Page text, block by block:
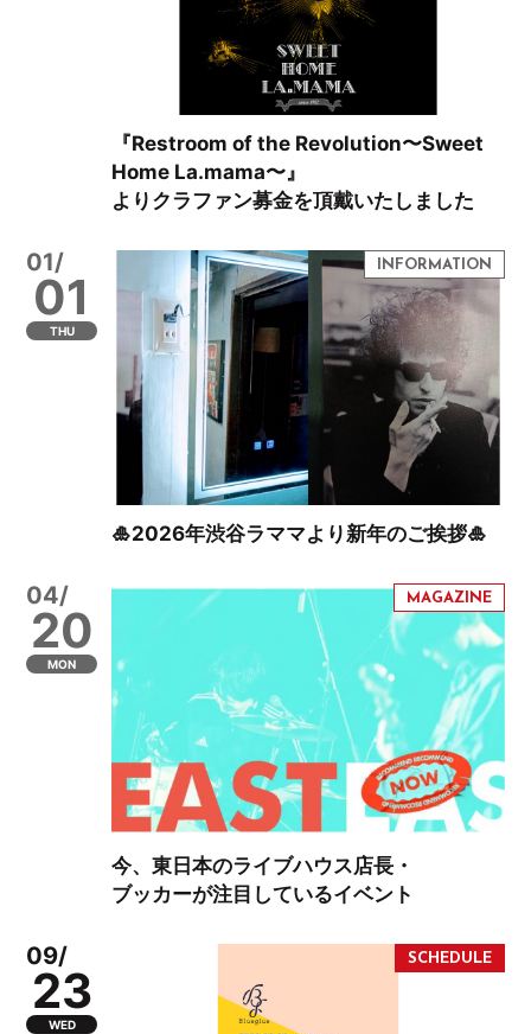
『Restroom of the Revolution〜Sweet
Home La.mama〜』
よりクラファン募金を頂戴いたしました
01/
01
THU
🎍2026年渋谷ラママより新年のご挨拶🎍
04/
20
MON
今、東日本のライブハウス店長・
ブッカーが注目しているイベント
09/
23
WED